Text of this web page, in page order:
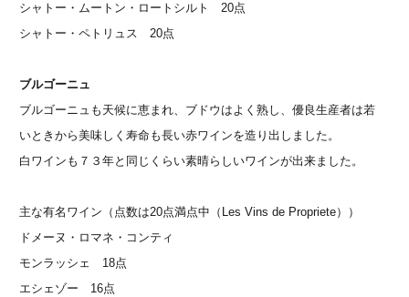
シャトー・ムートン・ロートシルト 20点
シャトー・ペトリュス 20点
ブルゴーニュ
ブルゴーニュも天候に恵まれ、ブドウはよく熟し、優良生産者は若
いときから美味しく寿命も長い赤ワインを造り出しました。
白ワインも７３年と同じくらい素晴らしいワインが出来ました。
主な有名ワイン（点数は20点満点中（Les Vins de Propriete））
ドメーヌ・ロマネ・コンティ
モンラッシェ 18点
エシェゾー 16点